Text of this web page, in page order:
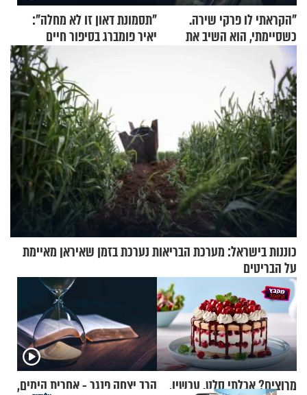
"הקראתי לו פרקי שירה.
כשסיימתי, הוא השיב את
נשמתו לבורא"
"תסמונת דאון זו לא מחלה":
יאיר פומברג בסיפור חיים
כוננות בישראל: מערכת הבריאות נערכת בזמן שאיראן מאיימת
על הבריטים
מרוצים? אכלתי סלט. עכשיו,
הרב יצחק פנגר - אחרית הימים,